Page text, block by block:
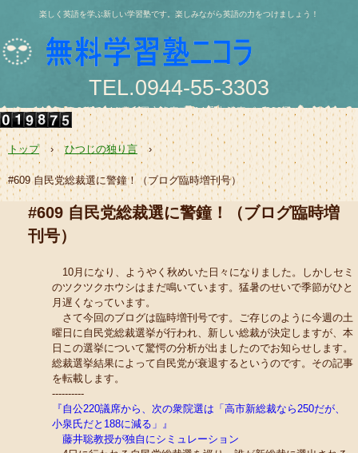
楽しく英語を学ぶ新しい学習塾です。楽しみながら英語の力をつけましょう！
TEL.0944-55-3303
〒836-0844 大牟田市浄真町114番地 浄真ビル202号
e-mail:nishio@jukunicolas.net
トップ › ひつじの独り言 ›
#609 自民党総裁選に警鐘！（ブログ臨時増刊号）
#609 自民党総裁選に警鐘！（ブログ臨時増
刊号）
10月になり、ようやく秋めいた日々になりました。しかしセミ
のツクツクホウシはまだ鳴いています。猛暑のせいで季節がひと
月遅くなっています。
さて今回のブログは臨時増刊号です。ご存じのように今週の土
曜日に自民党総裁選挙が行われ、新しい総裁が決定しますが、本
日この選挙について驚愕の分析が出ましたのでお知らせします。
総裁選挙結果によって自民党が衰退するというのです。その記事
を転載します。
----------
『自公220議席から、次の衆院選は「高市新総裁なら250だが、
小泉氏だと188に減る」』
藤井聡教授が独自にシミュレーション